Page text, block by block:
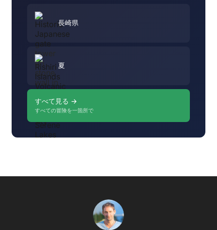
長崎県
夏
すべて見る →
すべての冒険を一箇所で